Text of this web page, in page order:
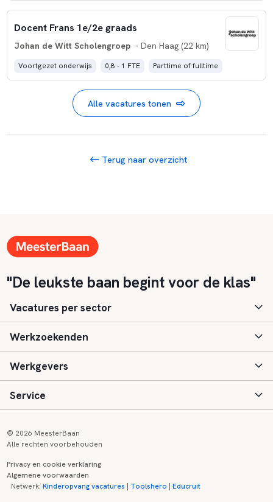
Docent Frans 1e/2e graads
Johan de Witt Scholengroep - Den Haag (22 km)
Voortgezet onderwijs 0,8 - 1 FTE Parttime of fulltime
Alle vacatures tonen
Terug naar overzicht
"De leukste baan begint voor de klas"
Vacatures per sector
Basisonderwijs
Speciaal (basis) onderwijs
Voortgezet onderwijs
Kinderopvang
Werkzoekenden
Aanmelden
Vacatures
Zij-instroom informatie
Werkgevers
Inloggen
Registreren
Service
Onderwijs links
© 2026 MeesterBaan
Alle rechten voorbehouden
Privacy en cookie verklaring
Algemene voorwaarden
Netwerk:Kinderopvang vacatures | Toolshero |Educruit